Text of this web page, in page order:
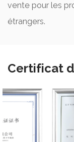
vente pour les
étrangers.
Certificat